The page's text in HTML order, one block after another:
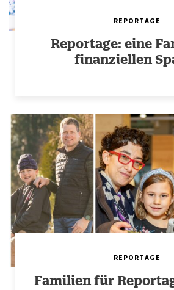
REPORTAGE
Reportage: eine
finanziellen
REPORTAGE
Familien für